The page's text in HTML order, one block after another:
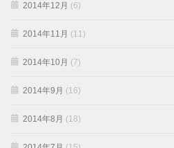
2014年12月 (6)
2014年11月 (11)
2014年10月 (7)
2014年9月 (16)
2014年8月 (18)